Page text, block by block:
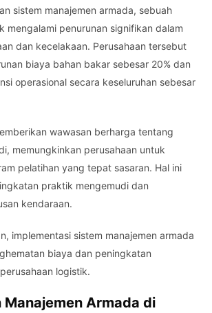
sistem manajemen armada, sebuah
mengalami penurunan signifikan dalam
dan kecelakaan. Perusahaan tersebut
biaya bahan bakar sebesar 20% dan
operasional secara keseluruhan sebesar
wawasan berharga tentang
memungkinkan perusahaan untuk
pelatihan yang tepat sasaran. Hal ini
praktik mengemudi dan
kendaraan.
implementasi sistem manajemen armada
biaya dan peningkatan
logistik.
Manajemen Armada di